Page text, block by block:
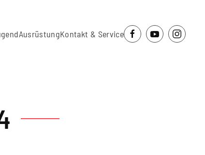
AusrüstungKontakt & Service